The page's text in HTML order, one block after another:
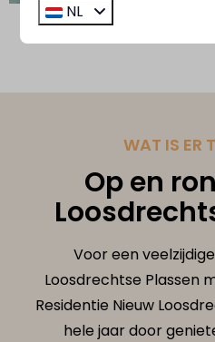
WAT IS ER
Op en
Voor een
Loosdrechtse Plassen
Residentie Nieuw
hele jaar door
NL